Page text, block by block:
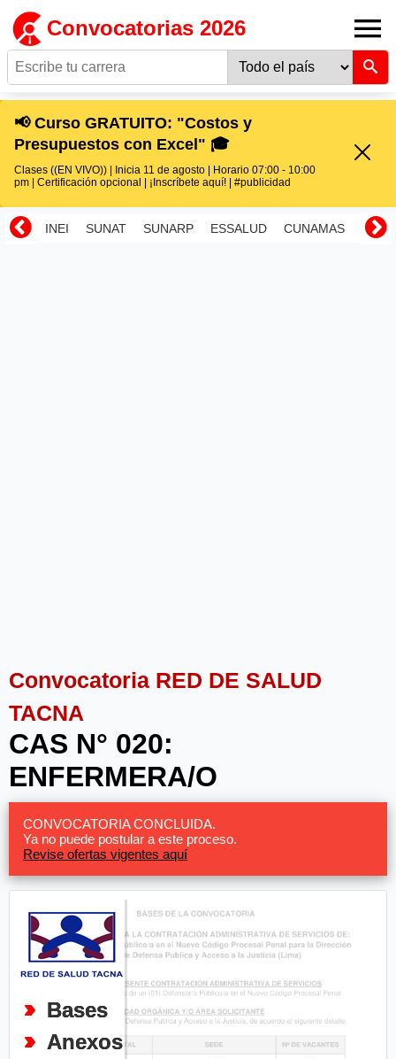
Convocatorias 2026
📢 Curso GRATUITO: "Costos y
Presupuestos con Excel" 🎓
Clases ((EN VIVO)) | Inicia 11 de agosto | Horario 07:00 - 10:00
pm | Certificación opcional | ¡Inscríbete aquí! | #publicidad
INEI SUNAT SUNARP ESSALUD CUNAMAS
Convocatoria RED DE SALUD
TACNA
CAS N° 020:
ENFERMERA/O
CONVOCATORIA CONCLUIDA.
Ya no puede postular a este proceso.
Revise ofertas vigentes aquí
Bases
Anexos